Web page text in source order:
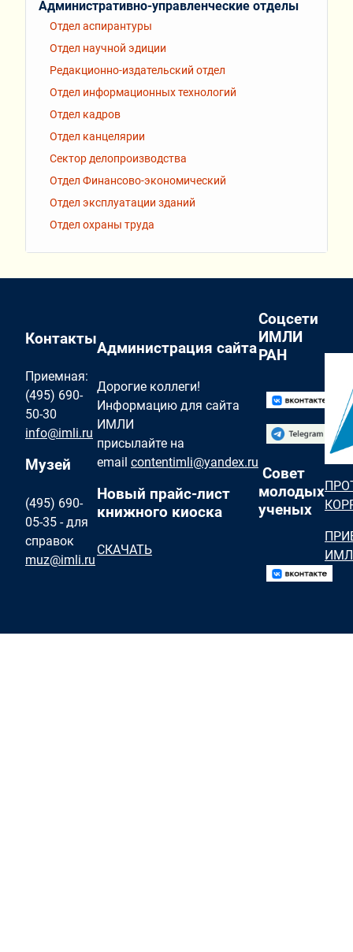
Административно-управленческие отделы
Отдел аспирантуры
Отдел научной эдиции
Редакционно-издательский отдел
Отдел информационных технологий
Отдел кадров
Отдел канцелярии
Сектор делопроизводства
Отдел Финансово-экономический
Отдел эксплуатации зданий
Отдел охраны труда
Контакты
Приемная:
(495) 690-
50-30
info@imli.ru
Музей
(495) 690-
05-35 - для
справок
muz@imli.ru
Администрация сайта
Дорогие коллеги!
Информацию для сайта
ИМЛИ
присылайте на
email contentimli@yandex.ru
Новый прайс-лист
книжного киоска
СКАЧАТЬ
Соцсети
ИМЛИ
РАН
Совет
молодых
ученых